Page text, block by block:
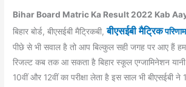
Bihar Board Matric Ka Result 2022 Kab
बिहार बोर्ड, बीएसईबी मैट्रिकबी,बीएसईबी मैट्रिक
पीछे से भी सवाल है तो आप बिल्कुल सही जगह पर आए हैं
रिजल्ट कब तक आ सकता है बिहार स्कूल एग्जामिनेशन यानी
10वीं और 12वीं का परीक्षा लेता है इस साल भी बीएसईबी ने